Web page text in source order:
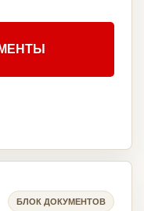
БЛОК ДОКУМЕНТОВ